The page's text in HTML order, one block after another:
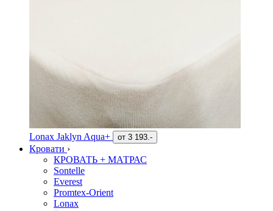
Lonax Jaklyn Aqua+ от 3 193.-
Кровати ›
КРОВАТЬ + МАТРАС
Sontelle
Everest
Promtex-Orient
Lonax